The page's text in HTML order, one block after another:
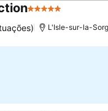
5 Estrelas
L'Isle-sur-la-